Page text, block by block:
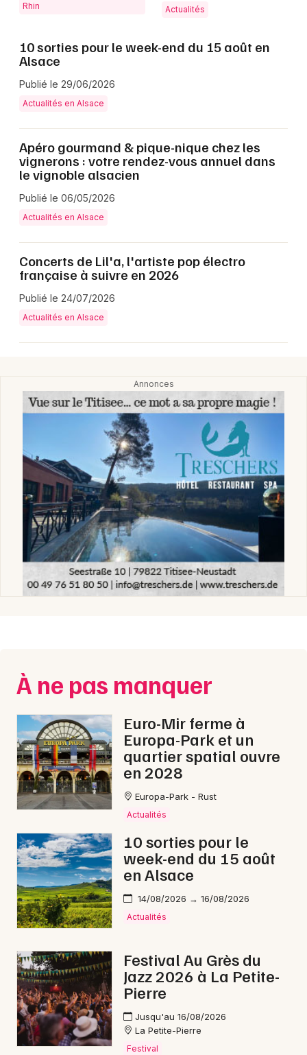
Actus tourisme & loisirs
Restaurants
Mon email
Je m'abonne
Rhin
Actualités
10 sorties pour le week-end du 15 août en
Alsace
Publié le 29/06/2026
Actualités en Alsace
Apéro gourmand & pique-nique chez les
vignerons : votre rendez-vous annuel dans
le vignoble alsacien
Publié le 06/05/2026
Actualités en Alsace
Concerts de Lil'a, l'artiste pop électro
française à suivre en 2026
Publié le 24/07/2026
Actualités en Alsace
À ne pas manquer
Euro-Mir ferme à
Europa-Park et un
quartier spatial ouvre
en 2028
Europa-Park - Rust
Actualités
10 sorties pour le
week-end du 15 août
en Alsace
14/08/2026 → 16/08/2026
Actualités
Festival Au Grès du
Jazz 2026 à La Petite-
Pierre
Jusqu'au 16/08/2026
La Petite-Pierre
Festival